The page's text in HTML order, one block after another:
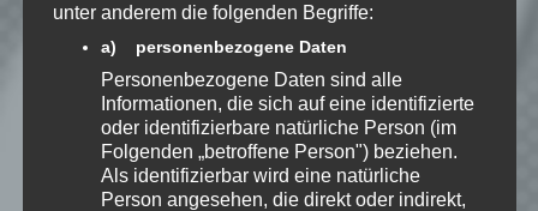
Benachrichtige mich über
nachfolgende Kommentare via E-
Mail.
Benachrichtige mich über neue
Beiträge via E-Mail.
unter anderem die folgenden Begriffe:
a) personenbezogene Daten
Personenbezogene Daten sind alle
Informationen, die sich auf eine identifizierte
oder identifizierbare natürliche Person (im
Folgenden „betroffene Person") beziehen.
Als identifizierbar wird eine natürliche
Person angesehen, die direkt oder indirekt,